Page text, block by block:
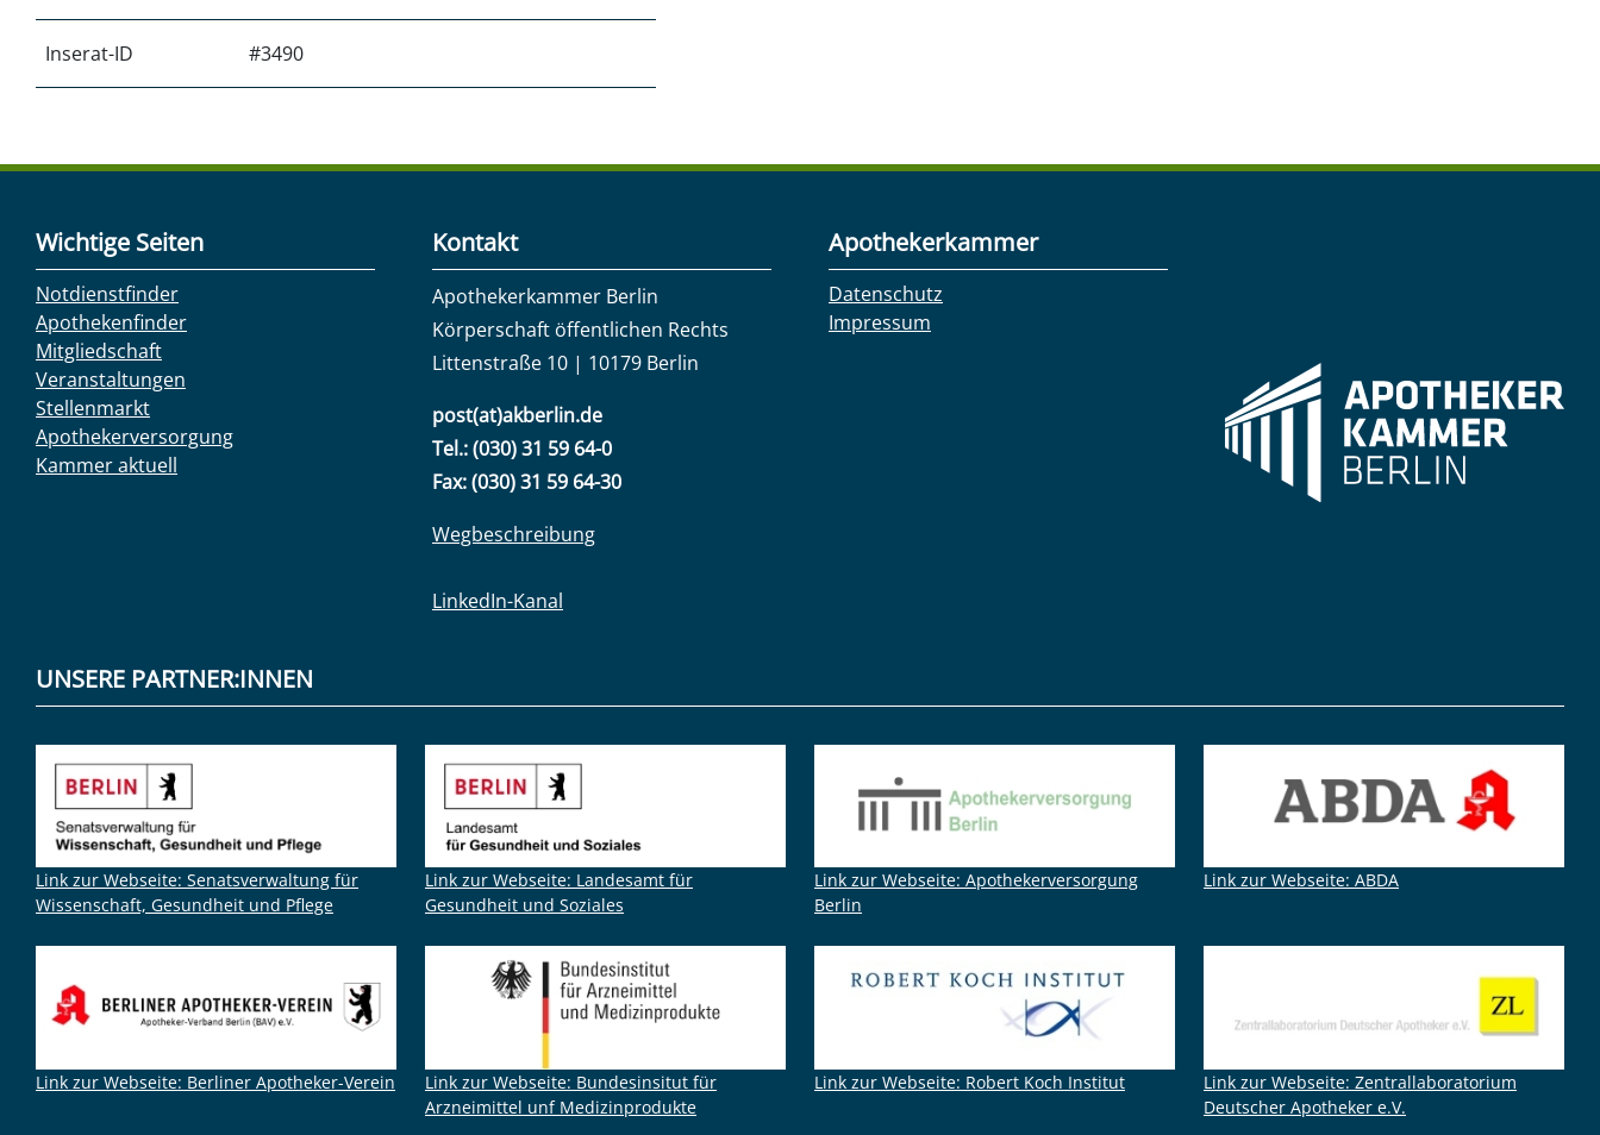
Inserat-ID #3490
Wichtige Seiten
Notdienstfinder
Apothekenfinder
Mitgliedschaft
Veranstaltungen
Stellenmarkt
Apothekerversorgung
Kammer aktuell
Kontakt
Apothekerkammer Berlin
Körperschaft öffentlichen Rechts
Littenstraße 10 | 10179 Berlin
post(at)akberlin.de
Tel.: (030) 31 59 64-0
Fax: (030) 31 59 64-30
Wegbeschreibung
LinkedIn-Kanal
Apothekerkammer
Datenschutz
Impressum
UNSERE PARTNER:INNEN
Link zur Webseite: Senatsverwaltung für
Wissenschaft, Gesundheit und Pflege
Link zur Webseite: Landesamt für
Gesundheit und Soziales
Link zur Webseite: Apothekerversorgung
Berlin
Link zur Webseite: ABDA
Link zur Webseite: Berliner Apotheker-Verein
Link zur Webseite: Bundesinsitut für
Arzneimittel unf Medizinprodukte
Link zur Webseite: Robert Koch Institut
Link zur Webseite: Zentrallaboratorium
Deutscher Apotheker e.V.